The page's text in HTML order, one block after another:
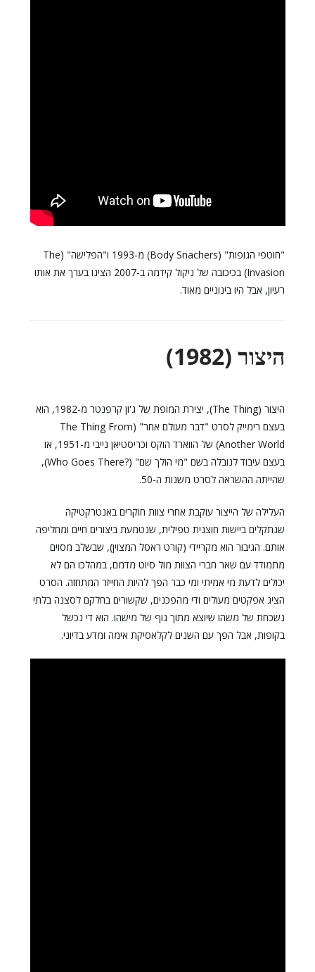
"חוטפי הגופות" (Body Snachers) מ-1993 ו"הפלישה" (The
Invasion) בכיכובה של ניקול קידמה ב-2007 הציגו בערך את אותו
רעיון, אבל היו בינוניים מאוד.
היצור (1982)
היצור (The Thing), יצירת המופת של ג'ון קרפנטר מ-1982, הוא
בעצם רימייק לסרט "דבר מעולם אחר" (The Thing From
Another World) של הווארד הוקס וכריסטיאן נייבי מ-1951, או
בעצם עיבוד לנובלה בשם "מי הולך שם" (?Who Goes There),
שהייתה ההשראה לסרט משנות ה-50.
העלילה של הייצור עוקבת אחרי צוות חוקרים באנטרקטיקה
שנתקלים ביישות חוצנית טפילית, שנטמעת ביצורים חיים ומחליפה
אותם. הגיבור הוא מקריידי (קורט ראסל המצוין), שבשלב מסוים
מתמודד עם שאר חברי הצוות מול סיוט מדמם, במהלכו הם לא
יכולים לדעת מי אמיתי ומי כבר הפך להיות החייזר המתחזה. הסרט
הציג אפקטים מעולים ודי מהפכנים, שקשורים בחלקם לסצנה בלתי
נשכחת של משהו שיוצא מתוך גוף של מישהו. הוא די נכשל
בקופות, אבל הפך עם השנים לקלאסיקת אימה ומדע בדיוני.